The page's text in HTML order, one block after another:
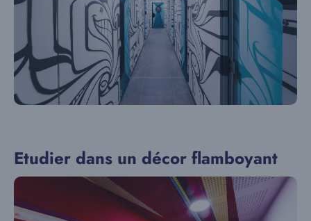
Etudier dans un décor flamboyant